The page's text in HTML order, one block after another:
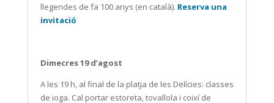
llegendes de fa 100 anys (en català). Reserva una
invitació
Dimecres 19 d’agost
A les 19 h, al final de la platja de les Delícies: classes
de ioga. Cal portar estoreta, tovallola i coixí de